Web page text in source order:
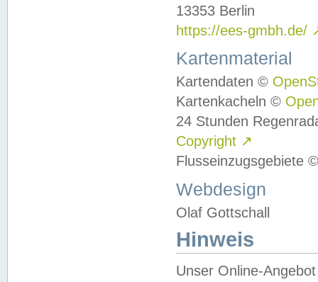
13353 Berlin
https://ees-gmbh.de/
Kartenmaterial
Kartendaten ©
Kartenkacheln ©
24 Stunden
Copyright ↗
Flusseinzugsgebiete
Webdesign
Olaf Gottschall
Hinweis
Unser Online-